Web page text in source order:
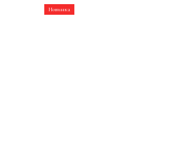
Новинка